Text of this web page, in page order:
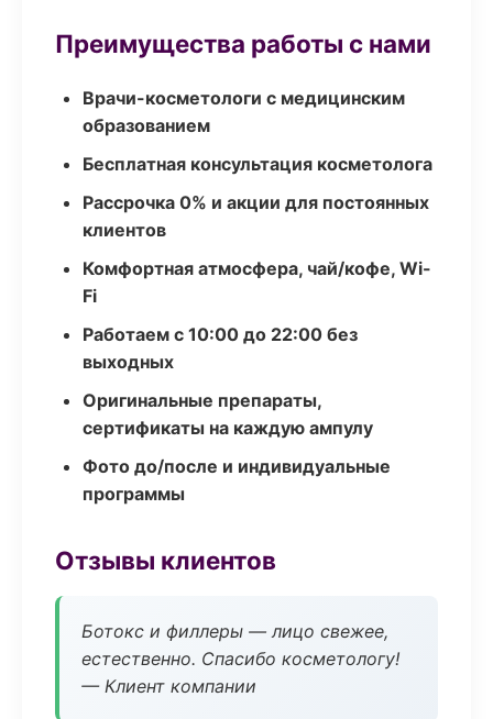
Преимущества работы с нами
Врачи-косметологи с медицинским
образованием
Бесплатная консультация косметолога
Рассрочка 0% и акции для постоянных
клиентов
Комфортная атмосфера, чай/кофе, Wi-
Fi
Работаем с 10:00 до 22:00 без
выходных
Оригинальные препараты,
сертификаты на каждую ампулу
Фото до/после и индивидуальные
программы
Отзывы клиентов
Ботокс и филлеры — лицо свежее,
естественно. Спасибо косметологу!
— Клиент компании